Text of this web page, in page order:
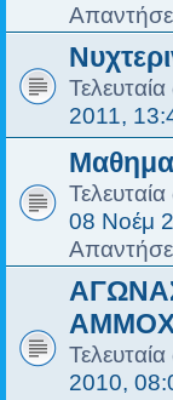
2011,
08 Νοέμ
2010,